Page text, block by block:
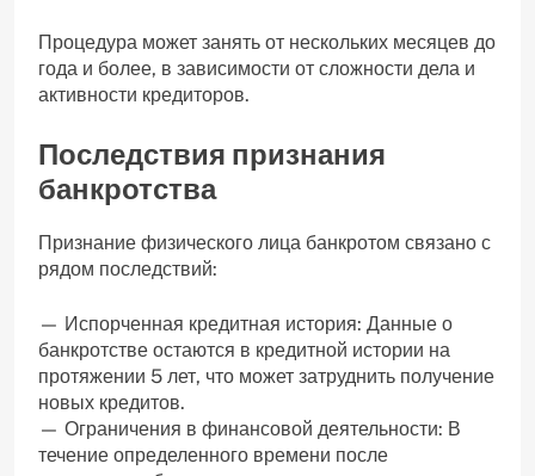
Процедура может занять от нескольких месяцев до
года и более, в зависимости от сложности дела и
активности кредиторов.
Последствия признания
банкротства
Признание физического лица банкротом связано с
рядом последствий:
— Испорченная кредитная история: Данные о
банкротстве остаются в кредитной истории на
протяжении 5 лет, что может затруднить получение
новых кредитов.
— Ограничения в финансовой деятельности: В
течение определенного времени после